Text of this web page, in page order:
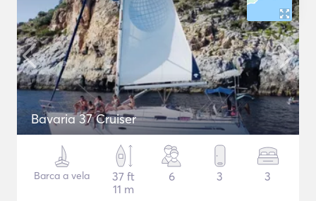
Bavaria 37 Cruiser
Barca a vela
37 ft
11 m
6 3 3